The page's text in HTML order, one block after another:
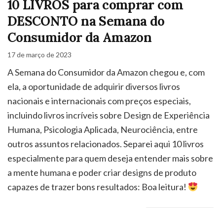
10 LIVROS para comprar com
DESCONTO na Semana do
Consumidor da Amazon
17 de março de 2023
A Semana do Consumidor da Amazon chegou e, com
ela, a oportunidade de adquirir diversos livros
nacionais e internacionais com preços especiais,
incluindo livros incríveis sobre Design de Experiência
Humana, Psicologia Aplicada, Neurociência, entre
outros assuntos relacionados. Separei aqui 10 livros
especialmente para quem deseja entender mais sobre
a mente humana e poder criar designs de produto
capazes de trazer bons resultados: Boa leitura!